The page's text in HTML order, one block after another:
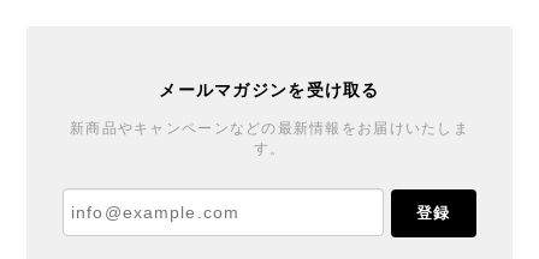
メールマガジンを受け取る
新商品やキャンペーンなどの最新情報をお届けいたしま
す。
登録